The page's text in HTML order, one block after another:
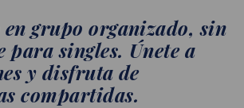
grupo organizado, sin
para singles. Únete a
y disfruta de
compartidas.